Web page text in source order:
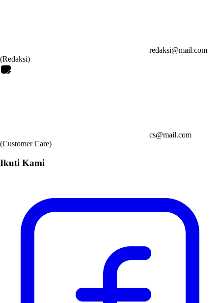
redaksi@mail.com
(Redaksi)
cs@mail.com
(Customer Care)
Ikuti Kami